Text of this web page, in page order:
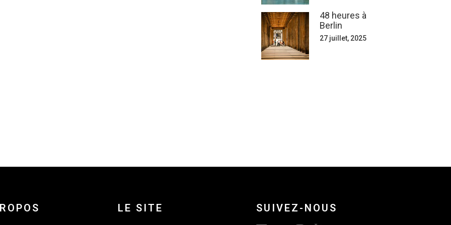
48 heures à
Berlin
27 juillet, 2025
LE SITE SUIVEZ-NOUS